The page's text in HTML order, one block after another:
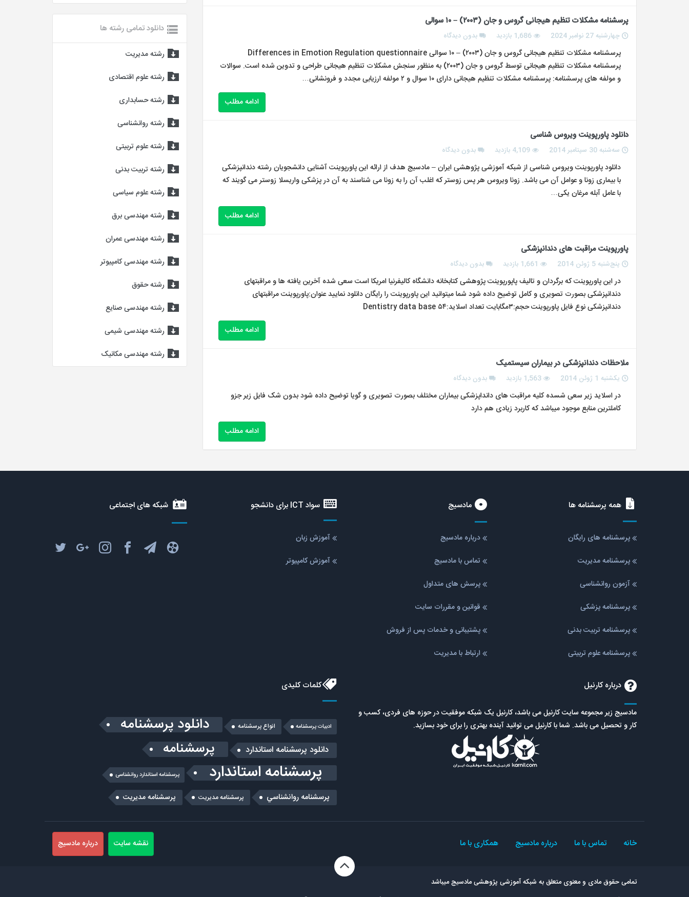
پرسشنامه مشکلات تنظیم هیجانی گروس و جان (۲۰۰۳) – ۱۰ سوالی
چهارشنبه 27 نوامبر 2024 1,686 بازدید بدون دیدگاه
پرسشنامه مشکلات تنظیم هیجانی گروس و جان (۲۰۰۳) – ۱۰ سوالی Differences in Emotion Regulation questionnaire
پرسشنامه مشکلات تنظیم هیجانی توسط گروس و جان (۲۰۰۳) به منظور سنجش مشکلات تنظیم هیجانی طراحی و تدوین شده است. سوالات
و مولفه های پرسشنامه: پرسشنامه مشکلات تنظیم هیجانی دارای ۱۰ سوال و ۲ مولفه ارزیابی مجدد و فرونشانی…
ادامه مطلب
دانلود پاورپوینت ویروس شناسی
سه‌شنبه 30 سپتامبر 2014 4,109 بازدید بدون دیدگاه
دانلود پاورپوینت ویروس شناسی از شبکه آموزشی پژوهشی ایران – مادسیج هدف از ارائه این پاورپوینت آشنایی دانشجویان رشته دندانپزشکی
با بیماری زونا و عوامل آن می باشد. زونا ویروس هر پس زوستر که اغلب آن را به زونا می شناسند به آن در پزشکی واریسلا زوستر می گویند که
با عامل آبله مرغان یکی…
ادامه مطلب
پاورپوینت مراقبت های دندانپزشکی
پنج‌شنبه 5 ژوئن 2014 1,661 بازدید بدون دیدگاه
در این پاورپوینت که برگردان و تالیف پاپورپوینت پژوهشی کتابخانه دانشگاه کالیفرنیا امریکا است سعی شده آخرین یافته ها و مراقبتهای
دندانپزشکی بصورت تصویری و کامل توضیح داده شود شما میتوانید این پاورپوینت را رایگان دانلود نمایید عنوان:پاورپوینت مراقبتهای
دندانپزشکی نوع فایل پاورپوینت حجم:۳مگابایت تعداد اسلاید:۵۴ Dentistry data base
ادامه مطلب
ملاحظات دندانپزشکی در بیماران سیستمیک
یکشنبه 1 ژوئن 2014 1,563 بازدید بدون دیدگاه
در اسلاید زیر سعی شسده کلیه مراقبت های دانداپزشکی بیماران مختلف بصورت تصویری و گویا توضیح داده شود بدون شک فایل زیر جزو
کاملترین منابع موجود میباشد که کاربرد زیادی هم دارد
ادامه مطلب
دانلود تمامی رشته ها
رشته مدیریت
رشته علوم اقتصادی
رشته حسابداری
رشته روانشناسی
رشته علوم تربیتی
رشته تربیت بدنی
رشته علوم سیاسی
رشته مهندسی برق
رشته مهندسی عمران
رشته مهندسی کامپیوتر
رشته حقوق
رشته مهندسی صنایع
رشته مهندسی شیمی
رشته مهندسی مکانیک
همه پرسشنامه ها
پرسشنامه های رایگان
پرسشنامه مدیریت
آزمون روانشناسی
پرسشنامه پزشکی
پرسشنامه تربیت بدنی
پرسشنامه علوم تربیتی
مادسیج
درباره مادسیج
تماس با مادسیج
پرسش های متداول
قوانین و مقررات سایت
پشتیبانی و خدمات پس از فروش
ارتباط با مدیریت
سواد ICT برای دانشجو
آموزش زبان
آموزش کامپیوتر
شبکه های اجتماعی
درباره کارنیل
مادسیج زیر مجموعه سایت کارنیل می باشد، کارنیل یک شبکه موفقیت در حوزه های فردی، کسب و
کار و تحصیل می باشد. شما با کارنیل می توانید آینده بهتری را برای خود بسازید.
کلمات کلیدی
ادبیات پرسشنامه انواع پرسشنامه دانلود پرسشنامه
دانلود پرسشنامه استاندارد پرسشنامه
پرسشنامه استاندارد پرسشنامه استاندارد روانشناسی
پرسشنامه روانشناسي پرسشنامه مديريت پرسشنامه مدیریت
خانه تماس با ما درباره مادسیج همکاری با ما نقشه سایت درباره مادسیج
تمامی حقوق مادی و معنوی متعلق به شبکه آموزشی پژوهشی مادسیج میباشد